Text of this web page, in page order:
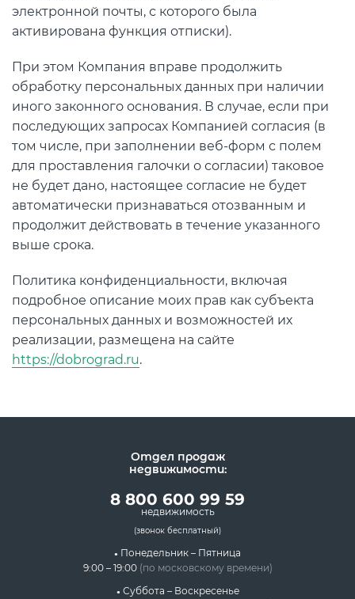
электронной почты, с которого была
активирована функция отписки).
При этом Компания вправе продолжить
обработку персональных данных при наличии
иного законного основания. В случае, если при
последующих запросах Компанией согласия (в
том числе, при заполнении веб-форм с полем
для проставления галочки о согласии) таковое
не будет дано, настоящее согласие не будет
автоматически признаваться отозванным и
продолжит действовать в течение указанного
выше срока.
Политика конфиденциальности, включая
подробное описание моих прав как субъекта
персональных данных и возможностей их
реализации, размещена на сайте
https://dobrograd.ru.
Отдел продаж
недвижимости:
8 800 600 99 59
недвижимость
(звонок бесплатный)
Понедельник – Пятница
9:00 – 19:00 (по московскому времени)
Суббота – Воскресенье